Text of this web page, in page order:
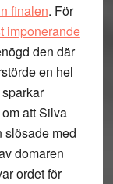
finalen. För
imponerande
den där
en hel
att Silva
slösade med
domaren
ordet för